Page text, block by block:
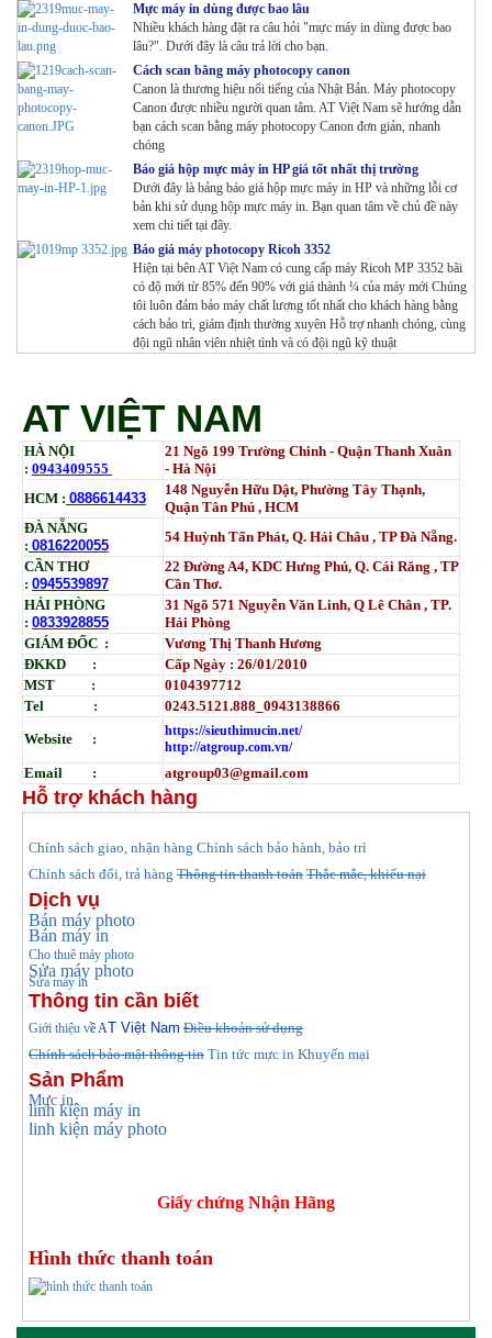
Mực máy in dùng được bao lâu
Nhiều khách hàng đặt ra câu hỏi "mực máy in dùng được bao
lâu?". Dưới đây là câu trả lời cho bạn.
Cách scan bằng máy photocopy canon
Canon là thương hiệu nổi tiếng của Nhật Bản. Máy photocopy
Canon được nhiều người quan tâm. AT Việt Nam sẽ hướng dẫn
bạn cách scan bằng máy photocopy Canon đơn giản, nhanh
chóng
Báo giá hộp mực máy in HP giá tốt nhất thị trường
Dưới đây là bảng báo giá hộp mực máy in HP và những lỗi cơ
bản khi sử dụng hộp mực máy in. Bạn quan tâm về chủ đề này
xem chi tiết tại đây.
Báo giá máy photocopy Ricoh 3352
Hiện tại bên AT Việt Nam có cung cấp máy Ricoh MP 3352 bãi
có độ mới từ 85% đến 90% với giá thành ¼ của máy mới Chúng
tôi luôn đảm bảo máy chất lượng tốt nhất cho khách hàng bằng
cách bảo trì, giám định thường xuyên Hỗ trợ nhanh chóng, cùng
đội ngũ nhân viên nhiệt tình và có đội ngũ kỹ thuật
AT VIỆT NAM
HÀ NỘI
: 0943409555
21 Ngõ 199 Trường Chinh - Quận Thanh Xuân
- Hà Nội
HCM : 0886614433
148 Nguyễn Hữu Dật, Phường Tây Thạnh,
Quận Tân Phú , HCM
ĐÀ NẴNG
: 0816220055
54 Huỳnh Tấn Phát, Q. Hải Châu , TP Đà Nẵng.
CẦN THƠ
: 0945539897
22 Đường A4, KDC Hưng Phú, Q. Cái Răng , TP
Cần Thơ.
HẢI PHÒNG
: 0833928855
31 Ngõ 571 Nguyễn Văn Linh, Q Lê Chân , TP.
Hải Phòng
GIÁM ĐỐC :
Vương Thị Thanh Hương
ĐKKD :
Cấp Ngày : 26/01/2010
MST :
0104397712
Tel :
0243.5121.888_0943138866
Website :
https://sieuthimucin.net/
http://atgroup.com.vn/
Email : atgroup03@gmail.com
Hỗ trợ khách hàng
Chính sách giao, nhận hàng Chính sách bảo hành, bảo trì
Chính sách đổi, trả hàng Thông tin thanh toán Thắc mắc, khiếu nại
Dịch vụ
Bán máy photo
Bán máy in
Cho thuê máy photo
Sửa máy photo
Sửa máy in
Thông tin cần biết
Giới thiệu về AT Việt Nam Điều khoản sử dụng
Chính sách bảo mật thông tin Tin tức mực in Khuyến mại
Sản Phẩm
Mực in
linh kiện máy in
linh kiện máy photo
Giấy chứng Nhận Hãng
Hình thức thanh toán